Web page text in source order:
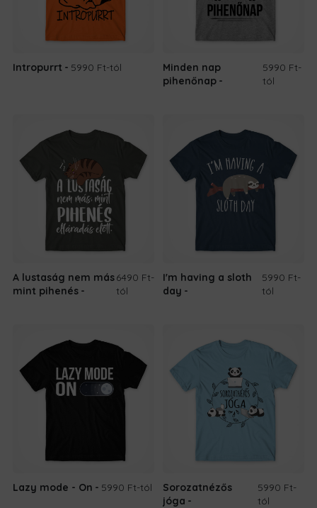
Intropurrt 5990 Ft-tól
Minden nap
pihenőnap
5990 Ft-
tól
A lustaság nem más
mint pihenés
6490 Ft-
tól
I'm having a sloth
day
5990 Ft-
tól
Lazy mode - On 5990 Ft-tól
Sorozatnézős
jóga
5990 Ft-
tól